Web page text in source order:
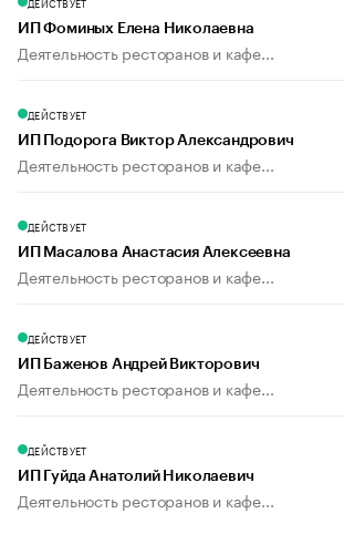
ИП Фоминых Елена Николаевна
Деятельность ресторанов и кафе...
ДЕЙСТВУЕТ
ИП Подорога Виктор Александрович
Деятельность ресторанов и кафе...
ДЕЙСТВУЕТ
ИП Масалова Анастасия Алексеевна
Деятельность ресторанов и кафе...
ДЕЙСТВУЕТ
ИП Баженов Андрей Викторович
Деятельность ресторанов и кафе...
ДЕЙСТВУЕТ
ИП Гуйда Анатолий Николаевич
Деятельность ресторанов и кафе...